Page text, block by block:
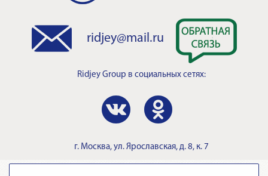
ridjey@mail.ru
Ridjey Group в социальных сетях:
г. Москва, ул. Ярославская, д. 8, к. 7